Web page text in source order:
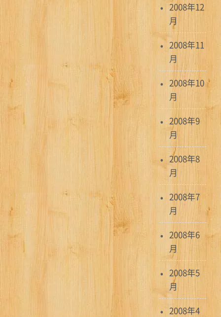
2008年12
月
2008年11
月
2008年10
月
2008年9
月
2008年8
月
2008年7
月
2008年6
月
2008年5
月
2008年4